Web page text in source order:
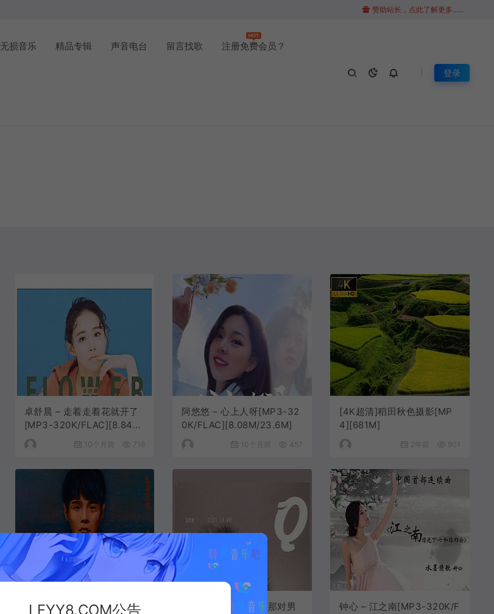
赞助站长，点此了解更多......
无损音乐 精品专辑 声音电台 留言找歌 注册免费会员？
登录
卓舒晨 – 走着走着花就开了
[MP3-320K/FLAC][8.84M/
27.8M]
10个月前 716
阿悠悠 – 心上人呀[MP3-32
0K/FLAC][8.08M/23.6M]
10个月前 457
[4K超清]稻田秋色摄影[MP
4][681M]
2年前 901
李荣浩 – 乌梅子酱[MP3-32
自然卷 – 坐在巷口的那对男
钟心 – 江之南[MP3-320K/F
LFYY8.COM公告